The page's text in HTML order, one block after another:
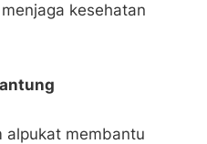
kesehatan
alpukat membantu